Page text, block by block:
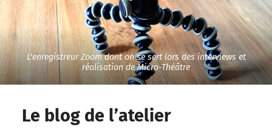
L'enregistreur Zoom dont on se sert lors des interviews et
réalisation de Micro-Théâtre
Le blog de l’atelier